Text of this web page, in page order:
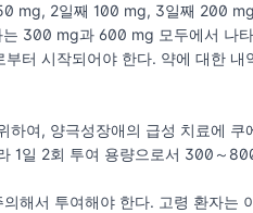
mg, 2일째 100 mg, 3일째 200
300 mg과 600 mg 모두에서 나
터 시작되어야 한다. 약에 대한 내
여, 양극성장애의 급성 치료에 쿠
1일 2회 투여 용량으로서 300～
해서 투여해야 한다. 고령 환자는